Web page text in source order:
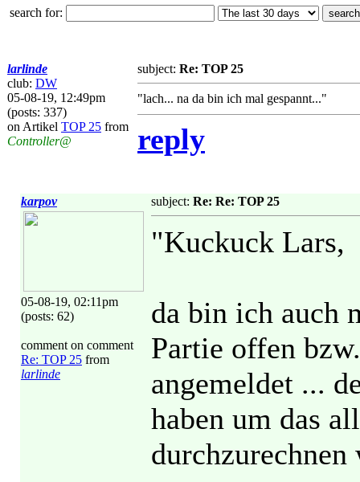
search for:
larlinde
club: DW
05-08-19, 12:49pm
(posts: 337)
on Artikel TOP 25 from
Controller@
subject: Re: TOP 25
"lach... na da bin ich mal gespannt..."
reply
karpov
05-08-19, 02:11pm
(posts: 62)
comment on comment
Re: TOP 25 from
larlinde
subject: Re: Re: TOP 25
"Kuckuck Lars,
da bin ich auch
Partie offen
angemeldet ...
haben um das